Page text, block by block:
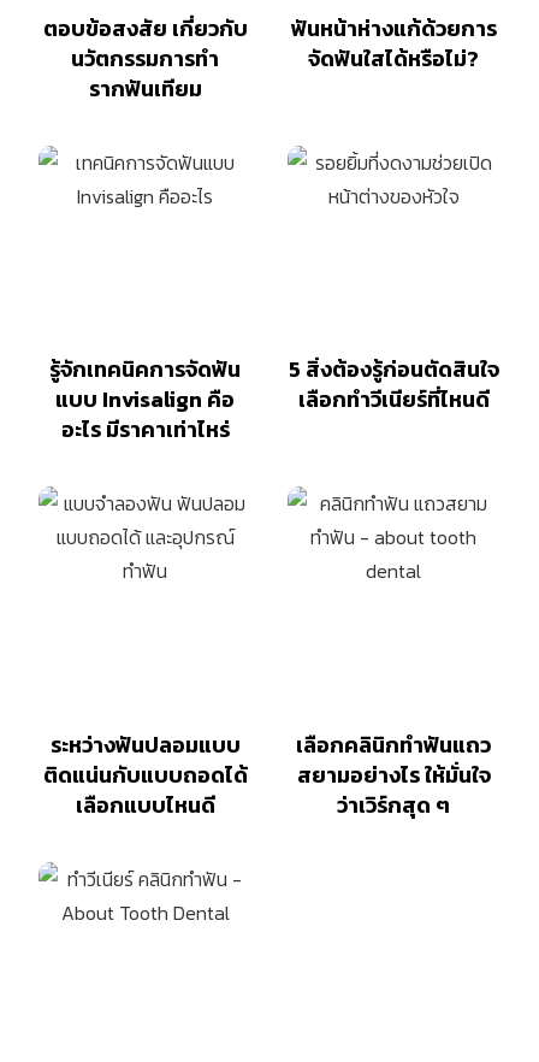
ตอบข้อสงสัย เกี่ยวกับ
นวัตกรรมการทำ
รากฟันเทียม
ฟันหน้าห่างแก้ด้วยการ
จัดฟันใสได้หรือไม่?
รู้จักเทคนิคการจัดฟัน
แบบ Invisalign คือ
อะไร มีราคาเท่าไหร่
5 สิ่งต้องรู้ก่อนตัดสินใจ
เลือกทำวีเนียร์ที่ไหนดี
ระหว่างฟันปลอมแบบ
ติดแน่นกับแบบถอดได้
เลือกแบบไหนดี
เลือกคลินิกทำฟันแถว
สยามอย่างไร ให้มั่นใจ
ว่าเวิร์กสุด ๆ